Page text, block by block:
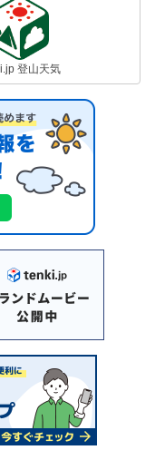
登山天気